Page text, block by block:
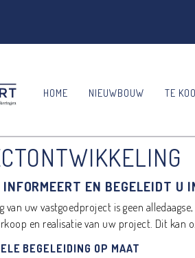
HOME NIEUWBOUW TE
EN BEGELEIDT U
van uw vastgoedproject is geen
en realisatie van uw project. Dit kan
BEGELEIDING OP MAAT